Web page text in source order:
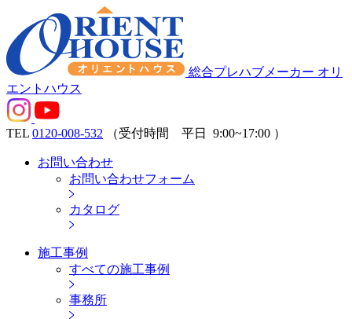
総合プレハブメーカー オリ
エントハウス
TEL 0120-008-532 （受付時間 平日 9:00~17:00 ）
お問い合わせ
お問い合わせフォーム
カタログ
施工事例
すべての施工事例
事務所